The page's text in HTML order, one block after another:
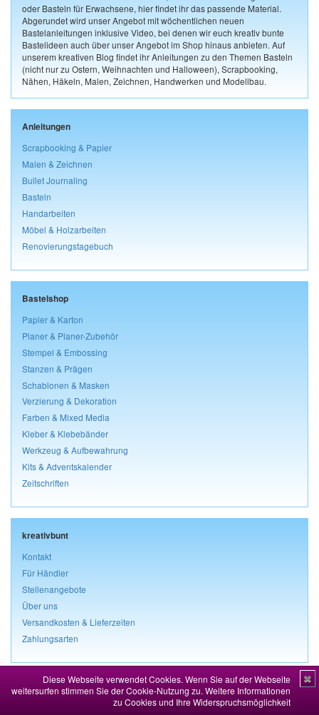
Diese Webseite verwendet Cookies. Wenn Sie auf der Webseite
weitersurfen stimmen Sie der Cookie-Nutzung zu. Weitere Informationen
zu Cookies und Ihre Widerspruchsmöglichkeit
✖
oder Basteln für Erwachsene, hier findet ihr das passende Material.
Abgerundet wird unser Angebot mit wöchentlichen neuen
Bastelanleitungen inklusive Video, bei denen wir euch kreativ bunte
Bastelideen auch über unser Angebot im Shop hinaus anbieten. Auf
unserem kreativen Blog findet ihr Anleitungen zu den Themen Basteln
(nicht nur zu Ostern, Weihnachten und Halloween), Scrapbooking,
Nähen, Häkeln, Malen, Zeichnen, Handwerken und Modellbau.
Anleitungen
Scrapbooking & Papier
Malen & Zeichnen
Bullet Journaling
Basteln
Handarbeiten
Möbel & Holzarbeiten
Renovierungstagebuch
Bastelshop
Papier & Karton
Planer & Planer-Zubehör
Stempel & Embossing
Stanzen & Prägen
Schablonen & Masken
Verzierung & Dekoration
Farben & Mixed Media
Kleber & Klebebänder
Werkzeug & Aufbewahrung
Kits & Adventskalender
Zeitschriften
kreativbunt
Kontakt
Für Händler
Stellenangebote
Über uns
Versandkosten & Lieferzeiten
Zahlungsarten
Rechtliches